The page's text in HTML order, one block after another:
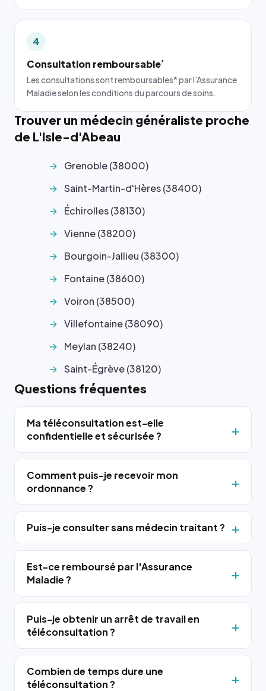
4
Consultation remboursable*
Les consultations sont remboursables* par l'Assurance
Maladie selon les conditions du parcours de soins.
Trouver un médecin généraliste proche
de L'Isle-d'Abeau
Grenoble (38000)
Saint-Martin-d'Hères (38400)
Échirolles (38130)
Vienne (38200)
Bourgoin-Jallieu (38300)
Fontaine (38600)
Voiron (38500)
Villefontaine (38090)
Meylan (38240)
Saint-Égrève (38120)
Questions fréquentes
Ma téléconsultation est-elle
confidentielle et sécurisée ?
Comment puis-je recevoir mon
ordonnance ?
Puis-je consulter sans médecin traitant ?
Est-ce remboursé par l'Assurance
Maladie ?
Puis-je obtenir un arrêt de travail en
téléconsultation ?
Combien de temps dure une
téléconsultation ?